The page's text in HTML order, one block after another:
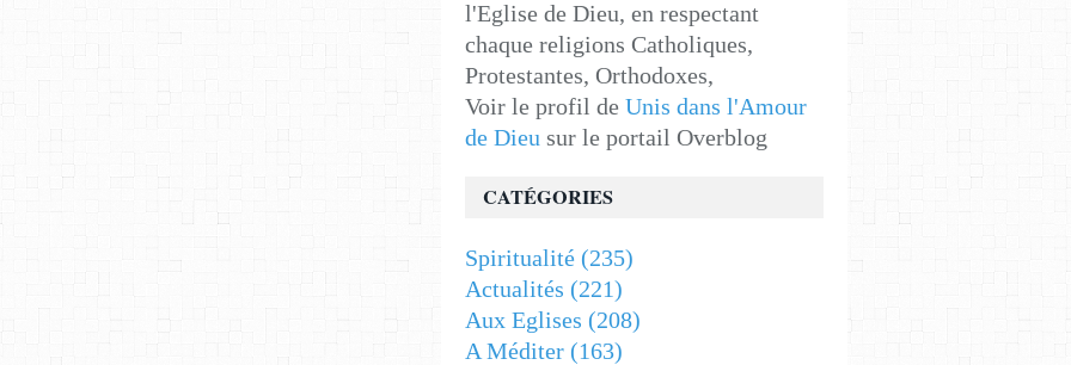
l'Eglise de Dieu, en respectant
chaque religions Catholiques,
Protestantes, Orthodoxes,
Voir le profil de Unis dans l'Amour
de Dieu sur le portail Overblog
CATÉGORIES
Spiritualité (235)
Actualités (221)
Aux Eglises (208)
A Méditer (163)